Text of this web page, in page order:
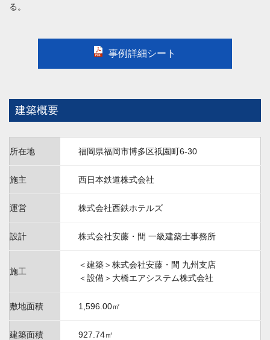
る。
事例詳細シート
建築概要
所在地 福岡県福岡市博多区祇園町6-30
施主 西日本鉄道株式会社
運営 株式会社西鉄ホテルズ
設計 株式会社安藤・間 一級建築士事務所
施工
＜建築＞株式会社安藤・間 九州支店
＜設備＞大橋エアシステム株式会社
敷地面積 1,596.00㎡
建築面積 927.74㎡